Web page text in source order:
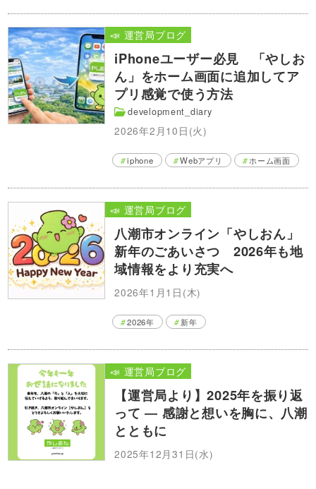
iPhoneユーザー必見 「やしお
ん」をホーム画面に追加してア
プリ感覚で使う方法
development_diary
2026年2月10日(火)
📣 運営局ブログ
iphone Webアプリ ホーム画面
八潮市オンライン「やしおん」
新年のごあいさつ 2026年も地
域情報をより充実へ
2026年1月1日(木)
📣 運営局ブログ
2026年 新年
【運営局より】2025年を振り返
って ― 感謝と想いを胸に、八潮
とともに
2025年12月31日(水)
📣 運営局ブログ